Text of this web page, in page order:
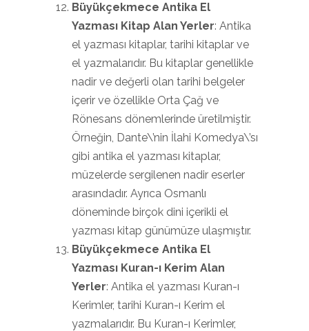
Büyükçekmece Antika El
Yazması Kitap Alan Yerler: Antika
el yazması kitaplar, tarihi kitaplar ve
el yazmalarıdır. Bu kitaplar genellikle
nadir ve değerli olan tarihi belgeler
içerir ve özellikle Orta Çağ ve
Rönesans dönemlerinde üretilmiştir.
Örneğin, Dante\’nin İlahi Komedya\’sı
gibi antika el yazması kitaplar,
müzelerde sergilenen nadir eserler
arasındadır. Ayrıca Osmanlı
döneminde birçok dini içerikli el
yazması kitap günümüze ulaşmıştır.
Büyükçekmece Antika El
Yazması Kuran-ı Kerim Alan
Yerler: Antika el yazması Kuran-ı
Kerimler, tarihi Kuran-ı Kerim el
yazmalarıdır. Bu Kuran-ı Kerimler,